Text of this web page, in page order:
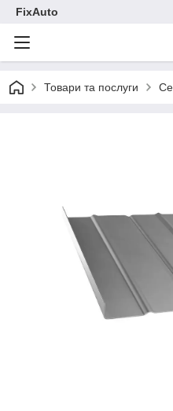
FixAuto
Товари та послуги